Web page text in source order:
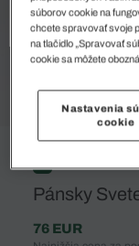
%
Pánsky
76 EUR
súborov cookie na
chcete spravovať svoje
na tlačidlo „Spravovať
cookie sa môžete
Nastavenia
cookie